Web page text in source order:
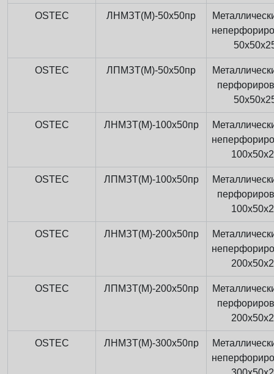
OSTEC ЛНМЗТ(М)-50x50пр
OSTEC ЛПМЗТ(М)-50x50пр
OSTEC ЛНМЗТ(М)-100x50пр
OSTEC ЛПМЗТ(М)-100x50пр
OSTEC ЛНМЗТ(М)-200x50пр
OSTEC ЛПМЗТ(М)-200x50пр
OSTEC ЛНМЗТ(М)-300x50пр